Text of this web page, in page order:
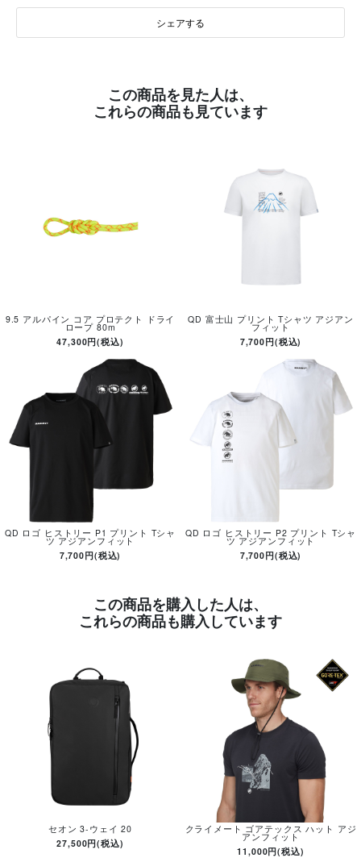
シェアする
この商品を見た人は、
これらの商品も見ています
9.5 アルパイン コア プロテクト ドライ
ロープ 80m
47,300円(税込)
QD 富士山 プリント Tシャツ アジアン
フィット
7,700円(税込)
QD ロゴ ヒストリー P1 プリント Tシャ
ツ アジアンフィット
7,700円(税込)
QD ロゴ ヒストリー P2 プリント Tシャ
ツ アジアンフィット
7,700円(税込)
この商品を購入した人は、
これらの商品も購入しています
セオン 3-ウェイ 20
27,500円(税込)
クライメート ゴアテックス ハット アジ
アンフィット
11,000円(税込)